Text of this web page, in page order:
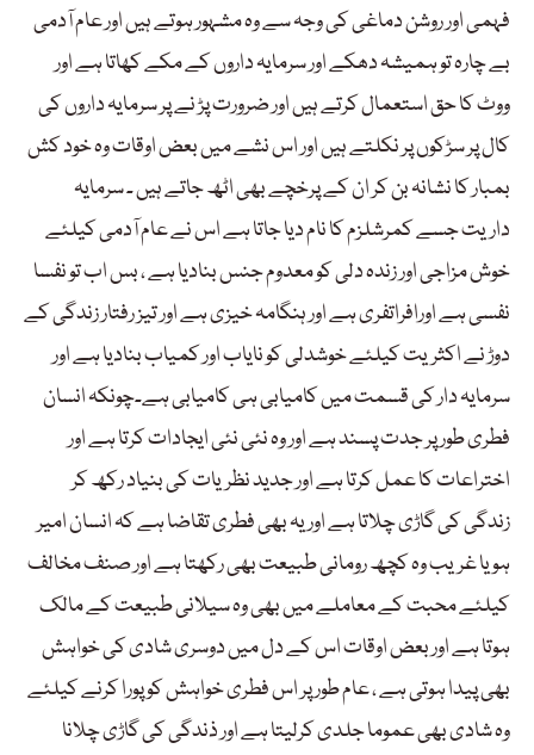
فہمی اور روشن دماغی کی وجہ سے وہ مشہور ہوتے ہیں اور عام آدمی
بے چارہ تو ہمیشہ دھکے اور سرمایہ داروں کے مکے کھاتا ہے اور
ووٹ کا حق استعمال کرتے ہیں اور ضرورت پڑ نے پر سرمایہ داروں کی
کال پر سڑکوں پر نکلتے ہیں اور اس نشے میں بعض اوقات وہ خود کش
بمبار کا نشانہ بن کر ان کے پرخچے بھی اٹھ جاتے ہیں ۔ سرمایہ
داریت جسے کمرشلزم کا نام دیا جاتا ہے اس نے عام آدمی کیلئے
خوش مزاجی اور زندہ دلی کو معدوم جنس بنادیا ہے ، بس اب تو نفسا
نفسی ہے اورافراتفری ہے اور ہنگامہ خیزی ہے اور تیز رفتار زندگی کے
دوڑ نے اکثریت کیلئے خوشدلی کو نایاب اور کمیاب بنادیا ہے اور
سرمایہ دار کی قسمت میں کامیابی ہی کامیابی ہے۔چونکہ انسان
فطری طور پر جدت پسند ہے اور وہ نئی نئی ایجادات کرتا ہے اور
اختراعات کا عمل کرتا ہے اور جدید نظریات کی بنیاد رکھ کر
زندگی کی گاڑی چلاتا ہے اور یہ بھی فطری تقاضا ہے کہ انسان امیر
ہو یا غریب وہ کچھ رومانی طبیعت بھی رکھتا ہے اور صنف مخالف
کیلئے محبت کے معاملے میں بھی وہ سیلانی طبیعت کے مالک
ہوتا ہے اور بعض اوقات اس کے دل میں دوسری شادی کی خواہش
بھی پیدا ہوتی ہے ، عام طور پر اس فطری خواہش کو پورا کرنے کیلئے
وہ شادی بھی عموما جلدی کرلیتا ہے اور ذندگی کی گاڑی چلانا